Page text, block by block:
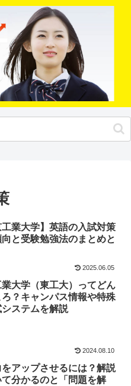
工業大学】英語の入試対策
と受験勉強法のまとめと
2025.06.05
大学（東工大）ってどん
？キャンパス情報や特殊
ステムを解説
2024.08.10
アップさせるには？解説
て分かるのと「問題を解